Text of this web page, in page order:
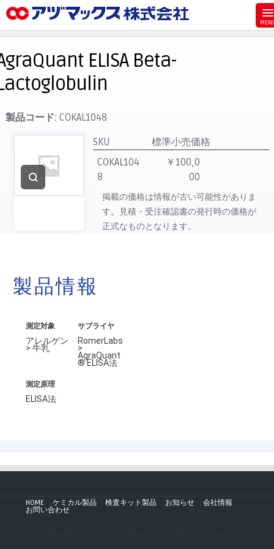
お気に入り
お買い物カゴ
ご注文
マイページ
主要取扱ブランド
代理店一覧
製品検索
ELISA Beta-
製品コード: COKAL1048
SKU
標準小売価格
COKAL104
8
￥100,0
00
掲載の価格は情報が古い可能性がありま
す。見積・受注確認書の発行時の価格が
正式なものとなります。
製品情報
測定対象
アレルゲン
> 牛乳
サプライヤ
RomerLabs
>
AgraQuant
® ELISA法
測定原理
ELISA法
HOME ケミカル製品 検査キット製品 お知らせ
会社情報
お問い合わせ